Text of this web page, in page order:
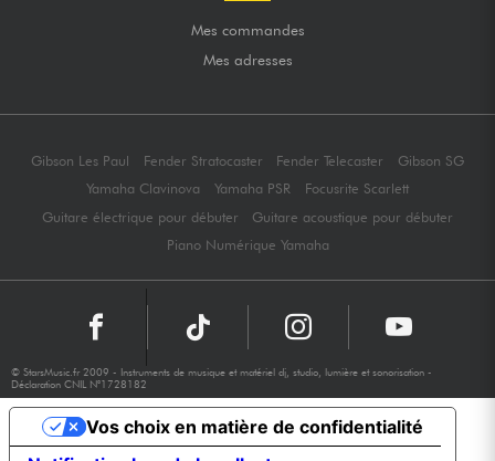
Mes commandes
Mes adresses
Gibson Les Paul Fender Stratocaster Fender Telecaster
Gibson SG
Yamaha Clavinova
Yamaha PSR
Focusrite Scarlett
Guitare électrique pour débuter
Guitare acoustique pour débuter
Piano Numérique Yamaha
© StarsMusic.fr 2009 - Instruments de musique et matériel dj, studio, lumière et sonorisation -
Déclaration CNIL N°1728182
Vos choix en matière de confidentialité